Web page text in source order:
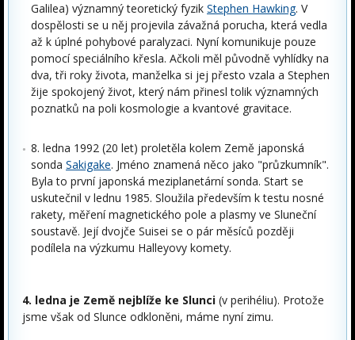
Galilea) významný teoretický fyzik Stephen Hawking. V
dospělosti se u něj projevila závažná porucha, která vedla
až k úplné pohybové paralyzaci. Nyní komunikuje pouze
pomocí speciálního křesla. Ačkoli měl původně vyhlídky na
dva, tři roky života, manželka si jej přesto vzala a Stephen
žije spokojený život, který nám přinesl tolik významných
poznatků na poli kosmologie a kvantové gravitace.
8. ledna 1992 (20 let) proletěla kolem Země japonská
sonda Sakigake. Jméno znamená něco jako "průzkumník".
Byla to první japonská meziplanetární sonda. Start se
uskutečnil v lednu 1985. Sloužila především k testu nosné
rakety, měření magnetického pole a plasmy ve Sluneční
soustavě. Její dvojče Suisei se o pár měsíců později
podílela na výzkumu Halleyovy komety.
4. ledna je Země nejblíže ke Slunci (v perihéliu). Protože
jsme však od Slunce odkloněni, máme nyní zimu.